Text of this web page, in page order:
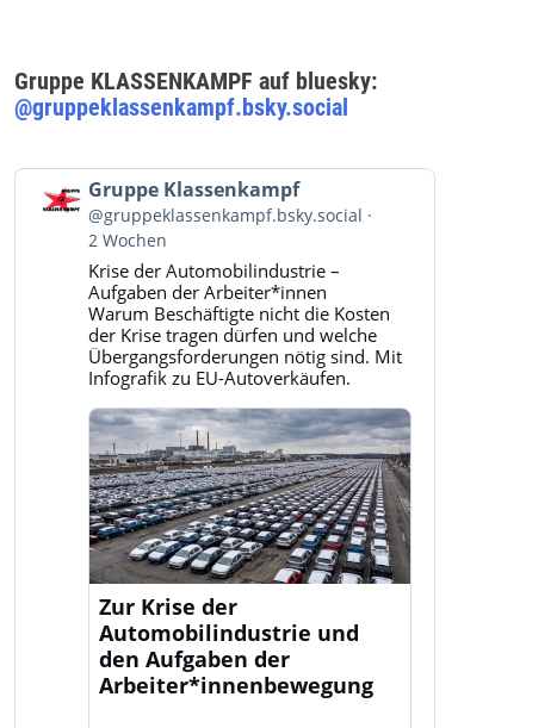
Gruppe KLASSENKAMPF auf bluesky:
@gruppeklassenkampf.bsky.social
Beitrag
von
Gruppe
Klassenkampf
Bluesky
ansehen
Gruppe Klassenkampf
@gruppeklassenkampf.bsky.social
2 Wochen
Krise der Automobilindustrie –
Aufgaben der Arbeiter*innen
Warum Beschäftigte nicht die Kosten
der Krise tragen dürfen und welche
Übergangsforderungen nötig sind. Mit
Infografik zu EU-Autoverkäufen.
Zur Krise der
Automobilindustrie und
den Aufgaben der
Arbeiter*innenbewegung